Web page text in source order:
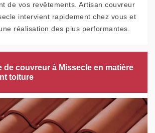
de vos revêtements. Artisan couvreur
intervient rapidement chez vous et
réalisation des plus performantes.
de couvreur à Missecle en matière
toiture